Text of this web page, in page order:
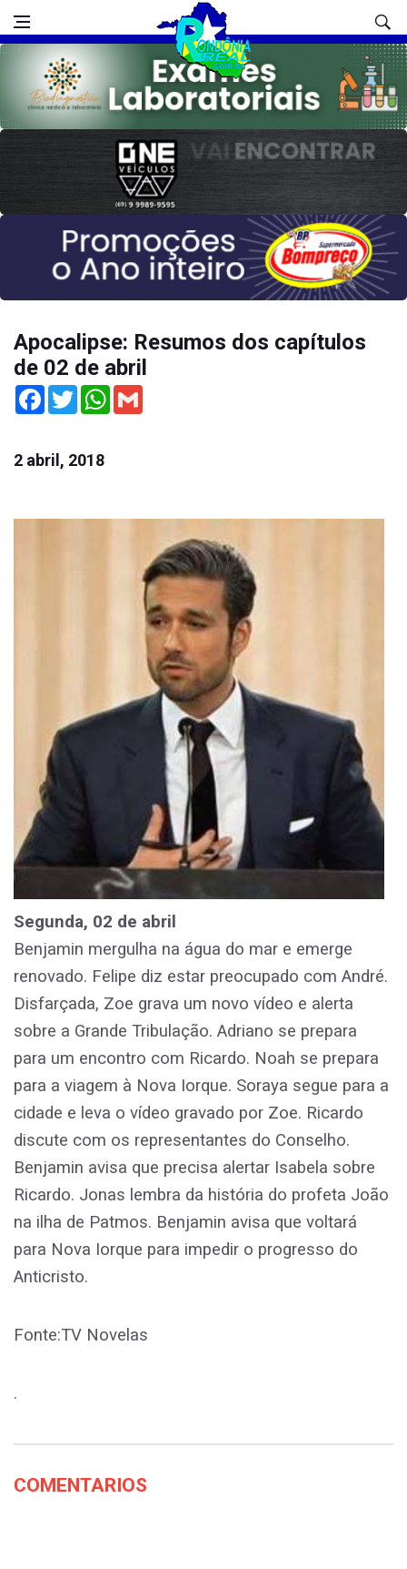
Apocalipse: Resumos dos capítulos
de 02 de abril
Facebook
TwitterWhatsApp
2 abril, 2018
Segunda, 02 de abril
Benjamin mergulha na água do mar e emerge
renovado. Felipe diz estar preocupado com André.
Disfarçada, Zoe grava um novo vídeo e alerta
sobre a Grande Tribulação. Adriano se prepara
para um encontro com Ricardo. Noah se prepara
para a viagem à Nova Iorque. Soraya segue para a
cidade e leva o vídeo gravado por Zoe. Ricardo
discute com os representantes do Conselho.
Benjamin avisa que precisa alertar Isabela sobre
Ricardo. Jonas lembra da história do profeta João
na ilha de Patmos. Benjamin avisa que voltará
para Nova Iorque para impedir o progresso do
Anticristo.
Fonte:TV Novelas
.
COMENTARIOS